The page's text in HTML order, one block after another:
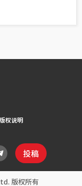
版权说明
投稿
版权所有